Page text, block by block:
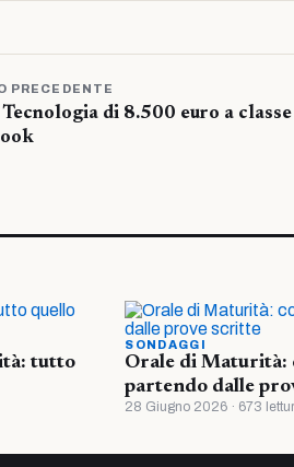
PRECEDENTE
Tecnologia di 8.500 euro a classe
tutto
SONDAGGI
Orale di Maturità:
partendo dalle
28 Giugno 2026 · 673